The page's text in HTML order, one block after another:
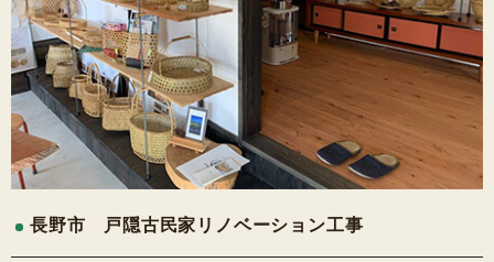
長野市 戸隠古民家リノベーション工事